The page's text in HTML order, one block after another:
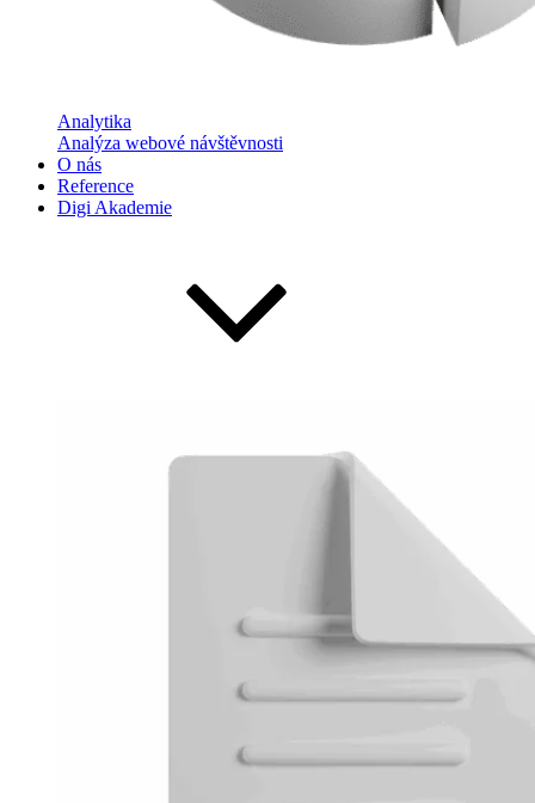
Analytika
Analýza webové návštěvnosti
O nás
Reference
Digi Akademie